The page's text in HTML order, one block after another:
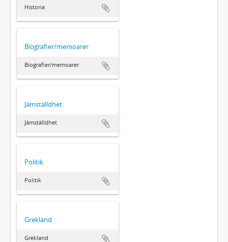
Historia
Biografier/memoarer
Biografier/memoarer
Jämställdhet
Jämställdhet
Politik
Politik
Grekland
Grekland